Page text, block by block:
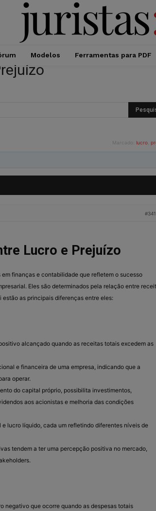
Modelos Ferramentas para PDF
Marcado: lucro
Lucro e Prejuízo
finanças e contabilidade que refletem o sucesso
Eles são determinados pela relação entre
estão as principais diferenças entre eles:
alcançado quando as receitas totais excedem as
e financeira de uma empresa, indicando que a
operar.
do capital próprio, possibilita investimentos,
aos acionistas e melhoria das condições
lucro líquido, cada um refletindo diferentes níveis de
tendem a ter uma percepção positiva no mercado,
negativo que ocorre quando as despesas totais